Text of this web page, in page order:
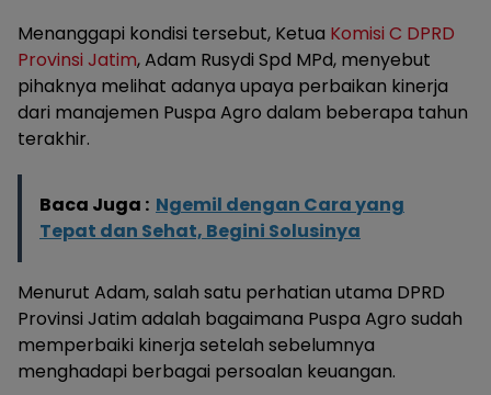
Menanggapi kondisi tersebut, Ketua Komisi C DPRD
Provinsi Jatim, Adam Rusydi Spd MPd, menyebut
pihaknya melihat adanya upaya perbaikan kinerja
dari manajemen Puspa Agro dalam beberapa tahun
terakhir.
Baca Juga : Ngemil dengan Cara yang
Tepat dan Sehat, Begini Solusinya
Menurut Adam, salah satu perhatian utama DPRD
Provinsi Jatim adalah bagaimana Puspa Agro sudah
memperbaiki kinerja setelah sebelumnya
menghadapi berbagai persoalan keuangan.